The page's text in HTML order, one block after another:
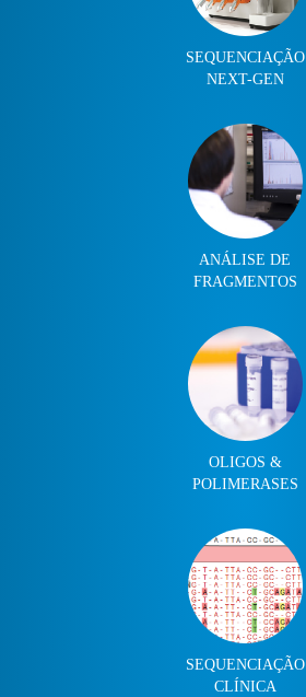
SEQUENCIAÇÃO
NEXT-GEN
ANÁLISE DE
FRAGMENTOS
OLIGOS &
POLIMERASES
SEQUENCIAÇÃO
CLÍNICA